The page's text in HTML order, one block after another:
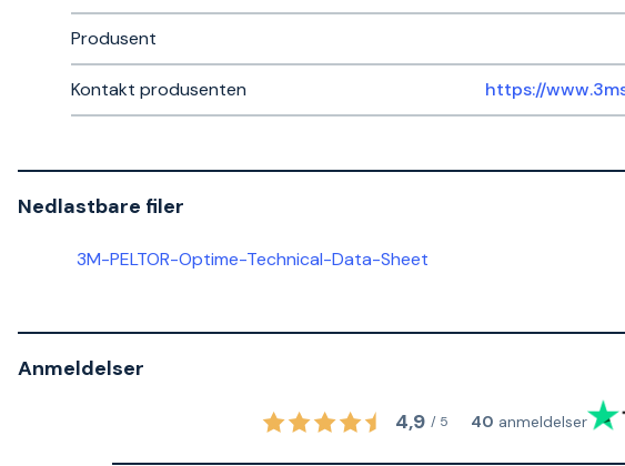
Produsent
Kontakt produsenten
Nedlastbare filer
3M-PELTOR-Optime-Technical-Data-Sheet
Anmeldelser
4,9 / 5 40 anmeldelser